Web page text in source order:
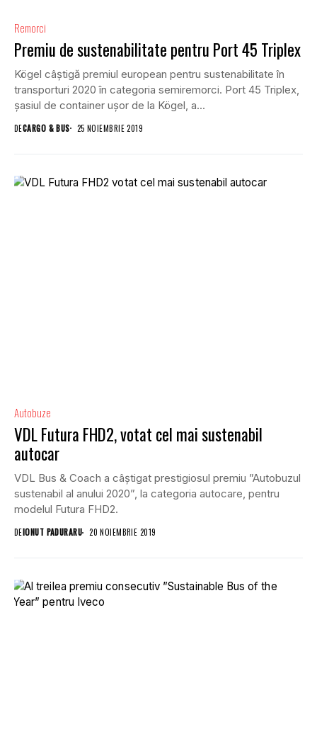
Remorci
Premiu de sustenabilitate pentru Port 45 Triplex
Kögel câștigă premiul european pentru sustenabilitate în
transporturi 2020 în categoria semiremorci. Port 45 Triplex,
șasiul de container ușor de la Kögel, a...
DECARGO & BUS 25 NOIEMBRIE 2019
Autobuze
VDL Futura FHD2, votat cel mai sustenabil
autocar
VDL Bus & Coach a câștigat prestigiosul premiu ”Autobuzul
sustenabil al anului 2020”, la categoria autocare, pentru
modelul Futura FHD2.
DEIONUT PADURARU 20 NOIEMBRIE 2019